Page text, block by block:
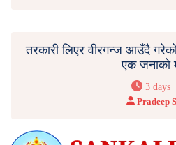
तरकारी लिएर वीरगन्ज आउँदै
एक जनाको
3 days
Pradeep